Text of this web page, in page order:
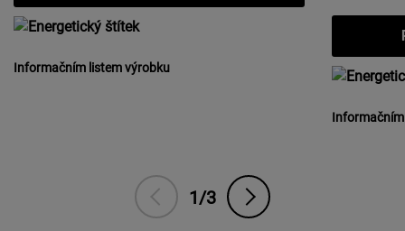
Informačním listem výrobku
1/3